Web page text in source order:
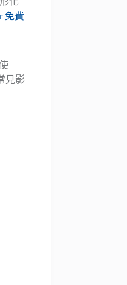
免費
見影